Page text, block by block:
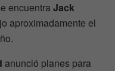
encuentraJack
aproximadamente el
anunció planes para